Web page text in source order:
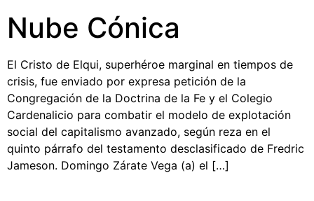
Nube Cónica
El Cristo de Elqui, superhéroe marginal en tiempos de
crisis, fue enviado por expresa petición de la
Congregación de la Doctrina de la Fe y el Colegio
Cardenalicio para combatir el modelo de explotación
social del capitalismo avanzado, según reza en el
quinto párrafo del testamento desclasificado de Fredric
Jameson. Domingo Zárate Vega (a) el […]